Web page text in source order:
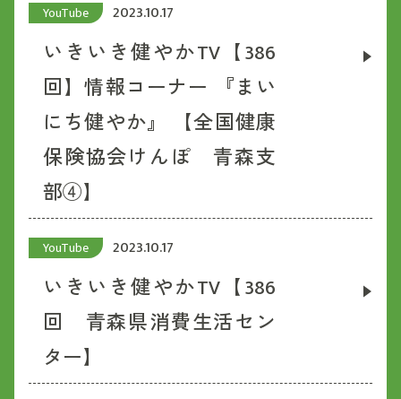
YouTube 2023.10.17
いきいき健やかTV【386
回】情報コーナー 『まい
にち健やか』 【全国健康
保険協会けんぽ 青森支
部④】
YouTube 2023.10.17
いきいき健やかTV【386
回 青森県消費生活セン
ター】